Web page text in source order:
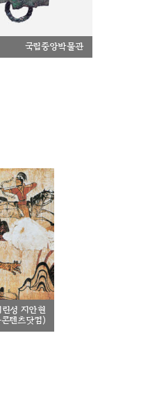
국립중앙박물관
성 지안현
텐츠닷컴)